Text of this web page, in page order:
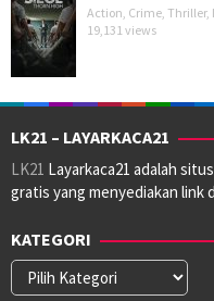
Action Crime Thriller,
19,131 views
LK21 – LAYARKACA21
LK21 Layarkaca21 adalah
gratis yang menyediakan link
KATEGORI
Kategori